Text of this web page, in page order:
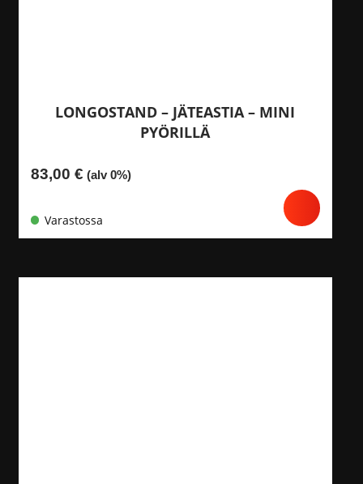
LONGOSTAND – JÄTEASTIA – MINI
PYÖRILLÄ
83,00 € (alv 0%)
Varastossa